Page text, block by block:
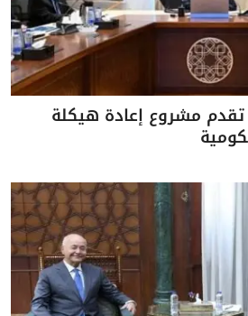
تقدم مشروع إعادة هيكلة